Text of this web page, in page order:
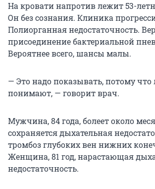
На кровати напротив лежит 53-
Он без сознания. Клиника
Полиорганная недостаточность.
присоединение бактериальной
Вероятнее всего, шансы малы.
— Это надо показывать, потому
понимают, — говорит врач.
Мужчина, 84 года, болеет около
сохраняется дыхательная
тромбоз глубоких вен нижних
Женщина, 81 год, нарастающая
недостаточность.